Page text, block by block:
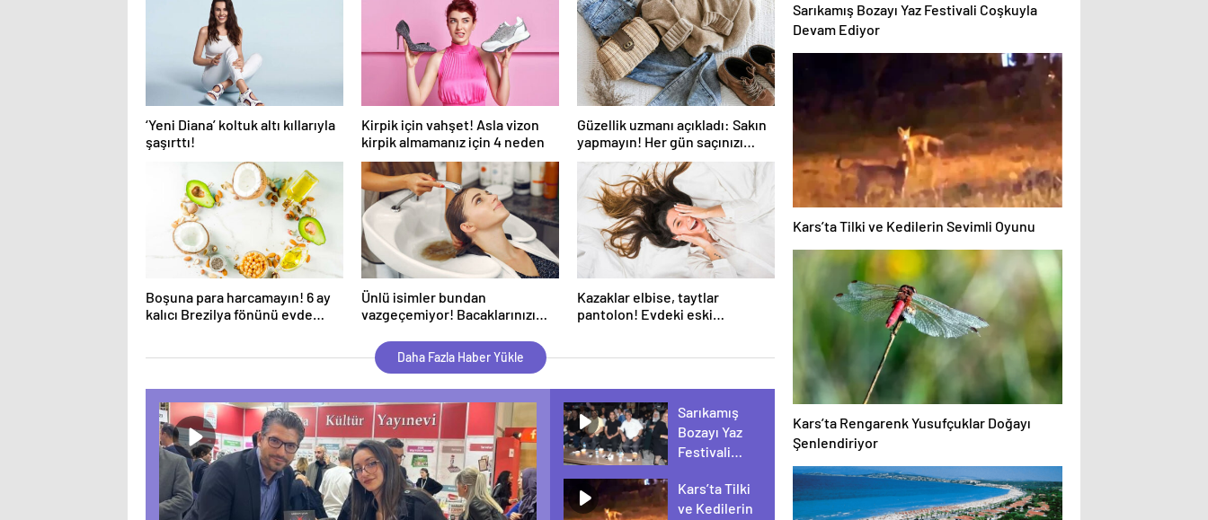
‘Yeni Diana’ koltuk altı kıllarıyla
şaşırttı!
Kirpik için vahşet! Asla vizon
kirpik almamanız için 4 neden
Güzellik uzmanı açıkladı: Sakın
yapmayın! Her gün saçınızı
yıkıyorsanız eğer…
Boşuna para harcamayın! 6 ay
kalıcı Brezilya fönünü evde
Ünlü isimler bundan
vazgeçemiyor! Bacaklarınızı
Kazaklar elbise, taytlar
pantolon! Evdeki eski
Daha Fazla Haber Yükle
Sarıkamış
Bozayı Yaz
Festivali
Devam
Ediyor
Kars’ta Tilki
ve Kedilerin
Sarıkamış Bozayı Yaz Festivali Coşkuyla
Devam Ediyor
Kars’ta Tilki ve Kedilerin Sevimli Oyunu
Kars’ta Rengarenk Yusufçuklar Doğayı
Şenlendiriyor